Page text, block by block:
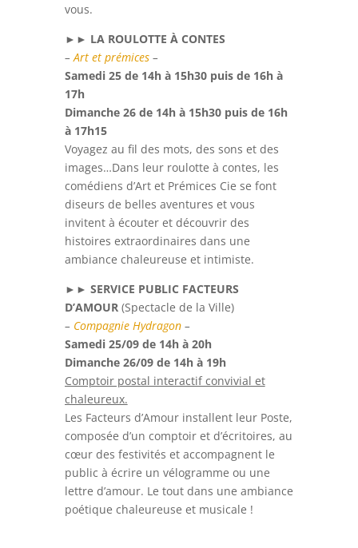
vous.
►► LA ROULOTTE À CONTES
– Art et prémices–
Samedi 25 de 14h à 15h30 puis de 16h à
17h
Dimanche 26 de 14h à 15h30 puis de 16h
à 17h15
Voyagez au fil des mots, des sons et des
images…Dans leur roulotte à contes, les
comédiens d’Art et Prémices Cie se font
diseurs de belles aventures et vous
invitent à écouter et découvrir des
histoires extraordinaires dans une
ambiance chaleureuse et intimiste.
►► SERVICE PUBLIC FACTEURS
D’AMOUR (Spectacle de la Ville)
– Compagnie Hydragon–
Samedi 25/09 de 14h à 20h
Dimanche 26/09 de 14h à 19h
Comptoir postal interactif convivial et
chaleureux.
Les Facteurs d’Amour installent leur Poste,
composée d’un comptoir et d’écritoires, au
cœur des festivités et accompagnent le
public à écrire un vélogramme ou une
lettre d’amour. Le tout dans une ambiance
poétique chaleureuse et musicale !